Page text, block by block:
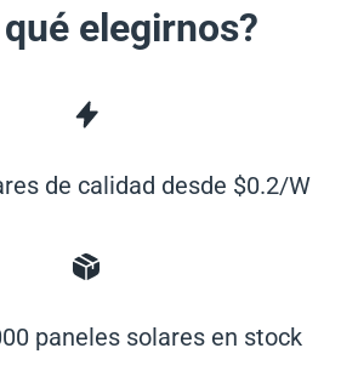
elegirnos?
de calidad desde $0.2/W
paneles solares en stock